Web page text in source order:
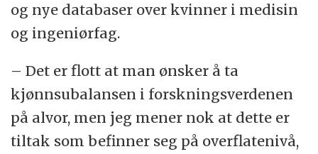
og nye databaser over kvinner i medisin
og ingeniørfag.
– Det er flott at man ønsker å ta
kjønnsubalansen i forskningsverdenen
på alvor, men jeg mener nok at dette er
tiltak som befinner seg på overflatenivå,